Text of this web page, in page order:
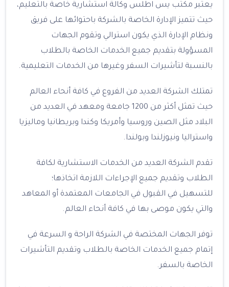
يعتبر مكتب يس اطلس وكالة استشارية خاصة بالتعليم،
حيث تتميز الإدارة الخاصة بالشركة باحتوائها على فريق
ونظام الإدارة الذي يكون استرالي وتقوم الجهات
المسؤولة بتقديم جميع الخدمات الخاصة بالطلاب
بالنسبة لتأشيرات السفر وغيرها من الخدمات التعليمية.
تمتلك الشركة العديد من الفروع في كافة أنحاء العالم
حيث تمثل أكثر من 1200 جامعة ومعهد في العديد من
البلاد مثل الصين وروسيا وأمريكا وكندا وبريطانيا وماليزيا
واستراليا ونيوزلندا وبولندا.
تقدم الشركة العديد من الخدمات الاستشارية لكافة
الطلاب وتقديم جميع الإجراءات اللازمة اتخاذها؛
للتسهيل في القبول في الجامعات المعتمدة أو المعاهد
والتي يكون موصى بها في كافة أنحاء العالم.
توفر الجهات المختصة في الشركة الراحة و السرعة في
إتمام جميع الخدمات الخاصة بالطلاب وتقديم التأشيرات
الخاصة بالسفر.